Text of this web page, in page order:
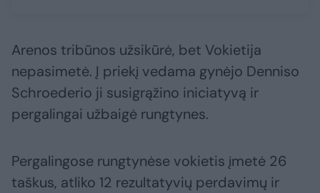
Arenos tribūnos užsikūrė, bet Vokietija
nepasimetė. Į priekį vedama gynėjo Denniso
Schroederio ji susigrąžino iniciatyvą ir
pergalingai užbaigė rungtynes.
Pergalingose rungtynėse vokietis įmetė 26
taškus, atliko 12 rezultatyvių perdavimų ir